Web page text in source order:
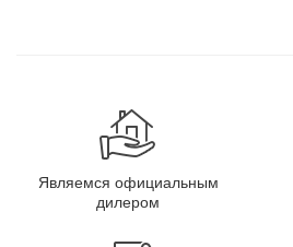
Являемся официальным
дилером